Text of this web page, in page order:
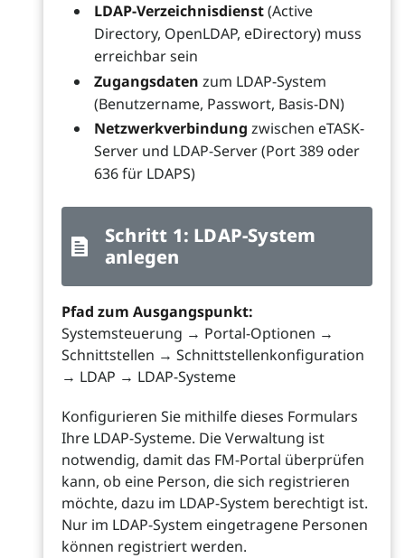
LDAP-Verzeichnisdienst(Active
Directory, OpenLDAP, eDirectory) muss
erreichbar sein
Zugangsdaten zum LDAP-System
(Benutzername, Passwort, Basis-DN)
Netzwerkverbindung zwischen eTASK-
Server und LDAP-Server (Port 389 oder
636 für LDAPS)
Schritt 1: LDAP-System
anlegen
Pfad zum Ausgangspunkt:
Systemsteuerung → Portal-Optionen →
Schnittstellen → Schnittstellenkonfiguration
→ LDAP → LDAP-Systeme
Konfigurieren Sie mithilfe dieses Formulars
Ihre LDAP-Systeme. Die Verwaltung ist
notwendig, damit das FM-Portal überprüfen
kann, ob eine Person, die sich registrieren
möchte, dazu im LDAP-System berechtigt ist.
Nur im LDAP-System eingetragene Personen
können registriert werden.